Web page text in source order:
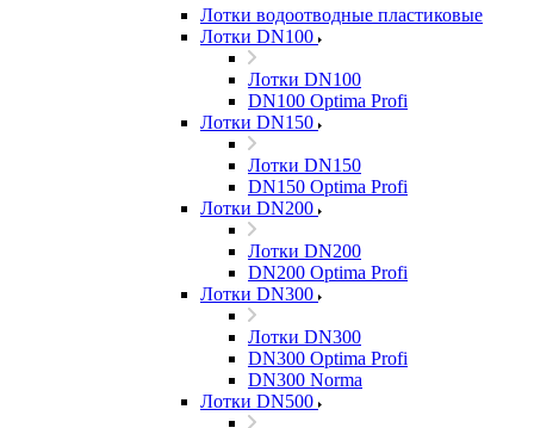
Лотки водоотводные пластиковые
Лотки DN100
Лотки DN100
DN100 Optima Profi
Лотки DN150
Лотки DN150
DN150 Optima Profi
Лотки DN200
Лотки DN200
DN200 Optima Profi
Лотки DN300
Лотки DN300
DN300 Optima Profi
DN300 Norma
Лотки DN500